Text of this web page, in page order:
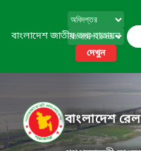
বাংলাদেশ জাতীয় তথ্য বাতায়ন
দেখুন
বাংলাদেশ